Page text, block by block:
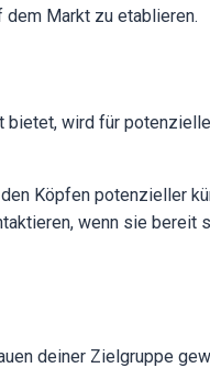
Markt zu etablieren.
bietet, wird für
Köpfen potenzieller
wenn sie bereit
deiner Zielgruppe